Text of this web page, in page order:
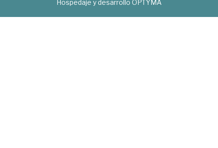
Hospedaje y desarrollo OPTYMA